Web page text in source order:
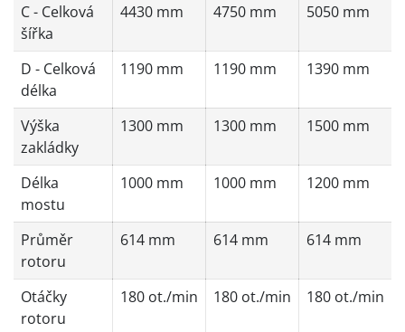
C - Celková
šířka
4430 mm 4750 mm 5050 mm
D - Celková
délka
1190 mm 1190 mm 1390 mm
Výška
zakládky
1300 mm 1300 mm 1500 mm
Délka
mostu
1000 mm 1000 mm 1200 mm
Průměr
rotoru
614 mm 614 mm 614 mm
Otáčky
rotoru
180 ot./min 180 ot./min 180 ot./min